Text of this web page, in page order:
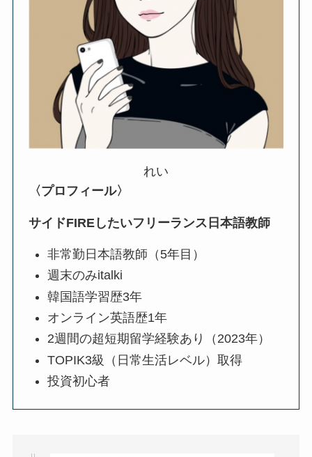
れい
〈プロフィール〉
サイドFIREしたいフリーランス日本語教師
非常勤日本語教師（5年目）
週末のみitalki
韓国語学習歴3年
オンライン英語歴1年
2週間の超短期留学経験あり（2023年）
TOPIK3級（日常生活レベル）取得
投資初心者